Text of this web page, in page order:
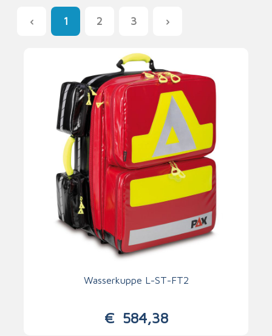
1 2 3
Wasserkuppe L-ST-FT2
€584,38